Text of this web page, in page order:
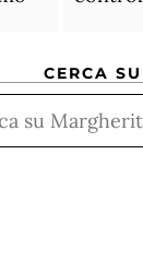
CERCA